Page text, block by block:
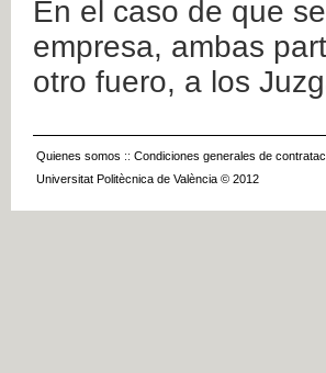
En el caso de que
empresa, ambas
otro fuero, a los
Quienes somos :: Condiciones generales de
Universitat Politècnica de València © 2012